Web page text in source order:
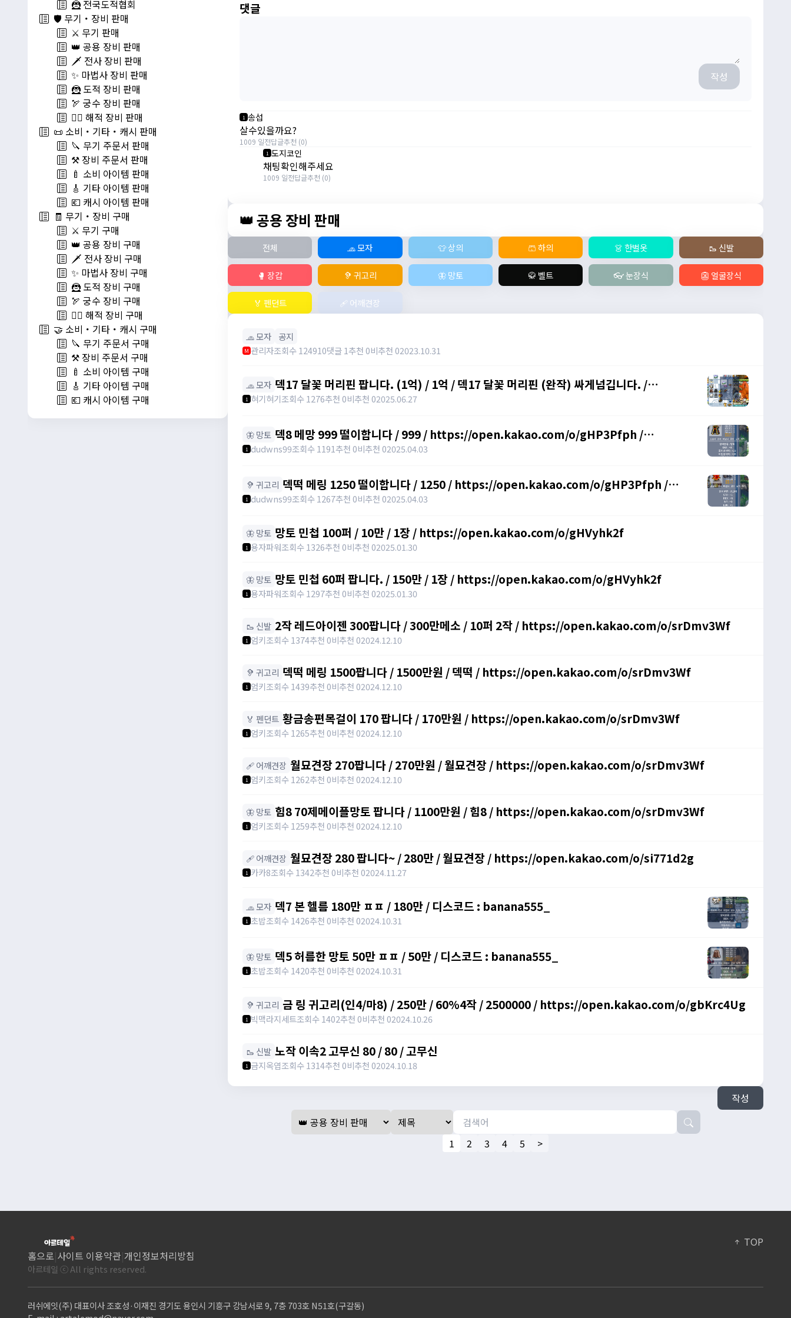
🦹 전국도적협회
🛡️ 무기・장비 판매
⚔️ 무기 판매
👑 공용 장비 판매
🗡️ 전사 장비 판매
✨ 마법사 장비 판매
🦹 도적 장비 판매
🏹 궁수 장비 판매
🏴‍☠️ 해적 장비 판매
📜 소비・기타・캐시 판매
🔪 무기 주문서 판매
⚒️ 장비 주문서 판매
🍼 소비 아이템 판매
🎸 기타 아이템 판매
💶 캐시 아이템 판매
🧾 무기・장비 구매
⚔️ 무기 구매
👑 공용 장비 구매
🗡️ 전사 장비 구매
✨ 마법사 장비 구매
🦹 도적 장비 구매
🏹 궁수 장비 구매
🏴‍☠️ 해적 장비 구매
🤝 소비・기타・캐시 구매
🔪 무기 주문서 구매
⚒️ 장비 주문서 구매
🍼 소비 아이템 구매
🎸 기타 아이템 구매
💶 캐시 아이템 구매
댓글
작성
1 송섭
살수있을까요?
1009 일전답글추천 (0)
1 도지코인
채팅확인해주세요
1009 일전답글추천 (0)
👑 공용 장비 판매
전체 🧢 모자 👕 상의 🩳 하의 👗 한벌옷 🥾 신발
🥊 장갑 🦻 귀고리 🦋 망토 🥋 벨트 👓 눈장식 👺 얼굴장식
🏅 펜던트 🩹 어깨견장
🧢 모자 공지
M 관리자조회수 124910댓글 1추천 0비추천 02023.10.31
🧢 모자 덱17 달꽃 머리핀 팝니다. (1억) / 1억 / 덱17 달꽃 머리핀 (완작) 싸게넘깁니다. /
01027320699
1 혀기혀기조회수 1276추천 0비추천 02025.06.27
🦋 망토 덱8 메망 999 떨이합니다 / 999 / https://open.kakao.com/o/gHP3Pfph /
https://open.kakao.com/o/gHP3Pfph
1 dudwns99조회수 1191추천 0비추천 02025.04.03
🦻 귀고리 덱떡 메링 1250 떨이합니다 / 1250 / https://open.kakao.com/o/gHP3Pfph /
https://open.kakao.com/o/gHP3Pfph
1 dudwns99조회수 1267추천 0비추천 02025.04.03
🦋 망토 망토 민첩 100퍼 / 10만 / 1장 / https://open.kakao.com/o/gHVyhk2f
1 용자파워조회수 1326추천 0비추천 02025.01.30
🦋 망토 망토 민첩 60퍼 팝니다. / 150만 / 1장 / https://open.kakao.com/o/gHVyhk2f
1 용자파워조회수 1297추천 0비추천 02025.01.30
🥾 신발 2작 레드아이젠 300팝니다 / 300만메소 / 10퍼 2작 / https://open.kakao.com/o/srDmv3Wf
1 엄키조회수 1374추천 0비추천 02024.12.10
🦻 귀고리 덱떡 메링 1500팝니다 / 1500만원 / 덱떡 / https://open.kakao.com/o/srDmv3Wf
1 엄키조회수 1439추천 0비추천 02024.12.10
🏅 펜던트 황금송편목걸이 170 팝니다 / 170만원 / https://open.kakao.com/o/srDmv3Wf
1 엄키조회수 1265추천 0비추천 02024.12.10
🩹 어깨견장 월묘견장 270팝니다 / 270만원 / 월묘견장 / https://open.kakao.com/o/srDmv3Wf
1 엄키조회수 1262추천 0비추천 02024.12.10
🦋 망토 힘8 70제메이플망토 팝니다 / 1100만원 / 힘8 / https://open.kakao.com/o/srDmv3Wf
1 엄키조회수 1259추천 0비추천 02024.12.10
🩹 어깨견장 월묘견장 280 팝니다~ / 280만 / 월묘견장 / https://open.kakao.com/o/si771d2g
1 카카8조회수 1342추천 0비추천 02024.11.27
🧢 모자 덱7 본 헬름 180만 ㅍㅍ / 180만 / 디스코드 : banana555_
1 초밥조회수 1426추천 0비추천 02024.10.31
🦋 망토 덱5 허름한 망토 50만 ㅍㅍ / 50만 / 디스코드 : banana555_
1 초밥조회수 1420추천 0비추천 02024.10.31
🦻 귀고리 금 링 귀고리(인4/마8) / 250만 / 60%4작 / 2500000 / https://open.kakao.com/o/gbKrc4Ug
1 빅맥라지세트조회수 1402추천 0비추천 02024.10.26
🥾 신발 노작 이속2 고무신 80 / 80 / 고무신
1 금지옥엽조회수 1314추천 0비추천 02024.10.18
작성
1 2 3 4 5 >
TOP
홈으로 사이트 이용약관 개인정보처리방침
아르테일 ⓒ All rights reserved.
러쉬에잇(주) 대표이사 조호성·이재진 경기도 용인시 기흥구 강남서로 9, 7층 703호 N51호(구갈동)